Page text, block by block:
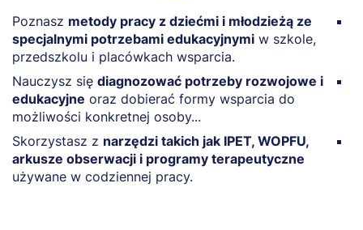
Poznasz metody pracy z dziećmi i młodzieżą ze
specjalnymi potrzebami edukacyjnymi w szkole,
przedszkolu i placówkach wsparcia.
Nauczysz się diagnozować potrzeby rozwojowe i
edukacyjne oraz dobierać formy wsparcia do
możliwości konkretnej osoby...
Skorzystasz z narzędzi takich jak IPET, WOPFU,
arkusze obserwacji i programy terapeutyczne
używane w codziennej pracy.